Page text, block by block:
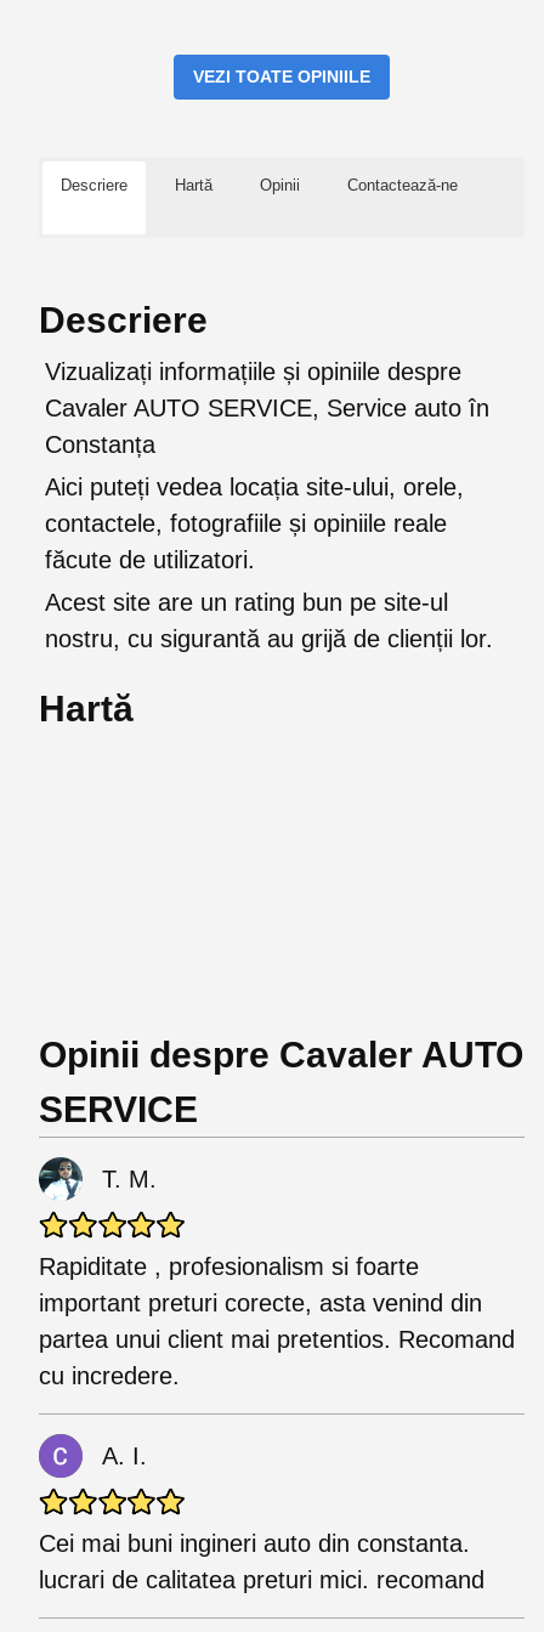
VEZI TOATE OPINIILE
Descriere Hartă Opinii Contactează-ne
Descriere
Vizualizați informațiile și opiniile despre
Cavaler AUTO SERVICE, Service auto în
Constanța
Aici puteți vedea locația site-ului, orele,
contactele, fotografiile și opiniile reale
făcute de utilizatori.
Acest site are un rating bun pe site-ul
nostru, cu sigurantă au grijă de clienții lor.
Hartă
Opinii despre Cavaler AUTO
SERVICE
T. M.
Rapiditate , profesionalism si foarte
important preturi corecte, asta venind din
partea unui client mai pretentios. Recomand
cu incredere.
A. I.
Cei mai buni ingineri auto din constanta.
lucrari de calitatea preturi mici. recomand